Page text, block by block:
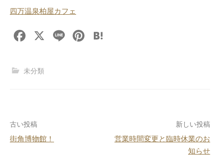
四万温泉柏屋カフェ
F
c
o
k
X
Li
Pi
未分類
投
稿
古い投稿
街角博物館！
新しい投稿
営業時間変更と臨時休業のお
知らせ